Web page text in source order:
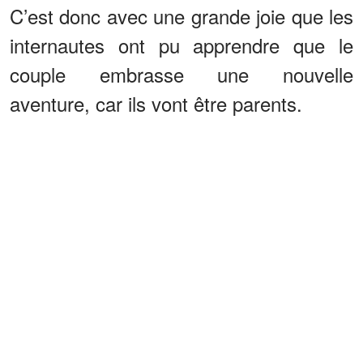
C’est donc avec une grande joie que les
internautes ont pu apprendre que le
couple embrasse une nouvelle
aventure, car ils vont être parents.